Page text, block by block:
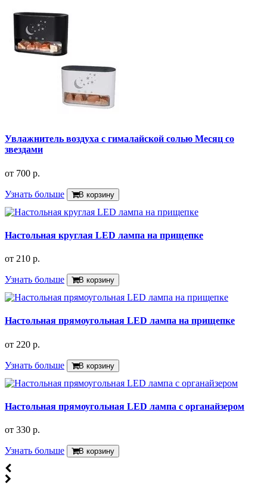
Увлажнитель воздуха с гималайской солью Месяц со
звездами
от 700 р.
Узнать больше В корзину
Настольная круглая LED лампа на прищепке
от 210 р.
Узнать больше В корзину
Настольная прямоугольная LED лампа на прищепке
от 220 р.
Узнать больше В корзину
Настольная прямоугольная LED лампа с органайзером
от 330 р.
Узнать больше В корзину